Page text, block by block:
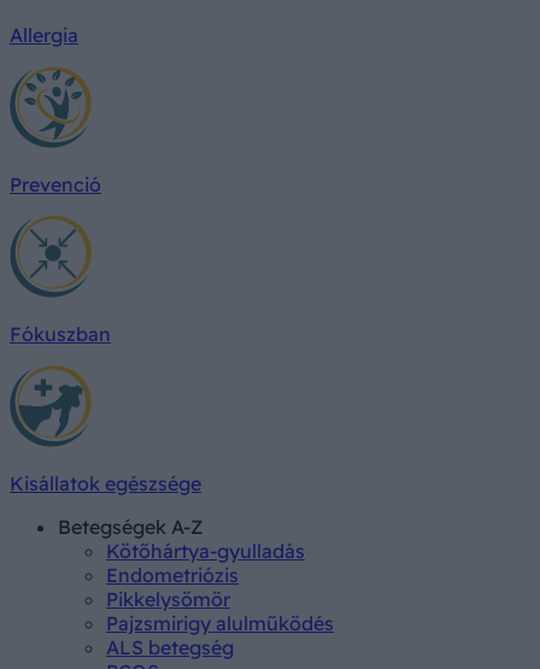
Allergia
Prevenció
Fókuszban
Kisállatok egészsége
Betegségek A-Z
Kötőhártya-gyulladás
Endometriózis
Pikkelysömör
Pajzsmirigy alulműködés
ALS betegség